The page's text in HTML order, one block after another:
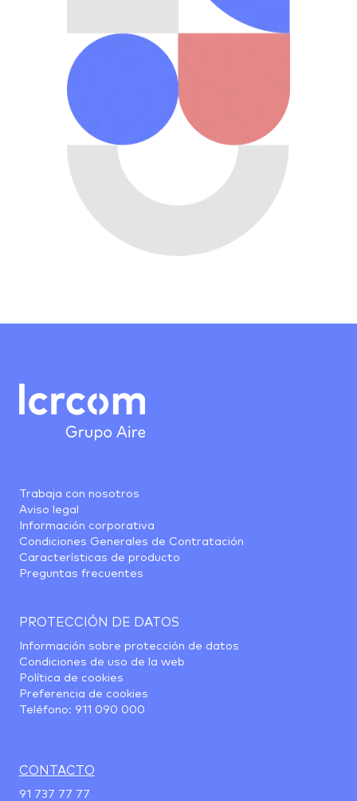
Trabaja con nosotros
Aviso legal
Información corporativa
Condiciones Generales de Contratación
Características de producto
Preguntas frecuentes
PROTECCIÓN DE DATOS
Información sobre protección de datos
Condiciones de uso de la web
Política de cookies
Preferencia de cookies
Teléfono: 911 090 000
CONTACTO
91 737 77 77